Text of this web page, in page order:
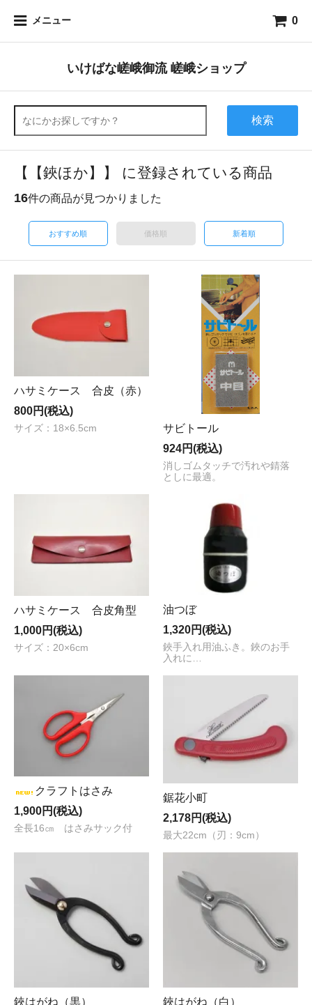
メニュー 0
いけばな嵯峨御流 嵯峨ショップ
検索
【【鋏ほか】】 に登録されている商品
16件の商品が見つかりました
おすすめ順 価格順 新着順
ハサミケース 合皮（赤）
800円(税込)
サイズ：18×6.5cm
サビトール
924円(税込)
消しゴムタッチで汚れや錆落
としに最適。
ハサミケース 合皮角型
1,000円(税込)
サイズ：20×6cm
油つぼ
1,320円(税込)
鋏手入れ用油ふき。鋏のお手
入れに…
クラフトはさみ
1,900円(税込)
全長16㎝ はさみサック付
鋸花小町
2,178円(税込)
最大22cm（刃：9cm）
鋏はがね（黒）
鋏はがね（白）